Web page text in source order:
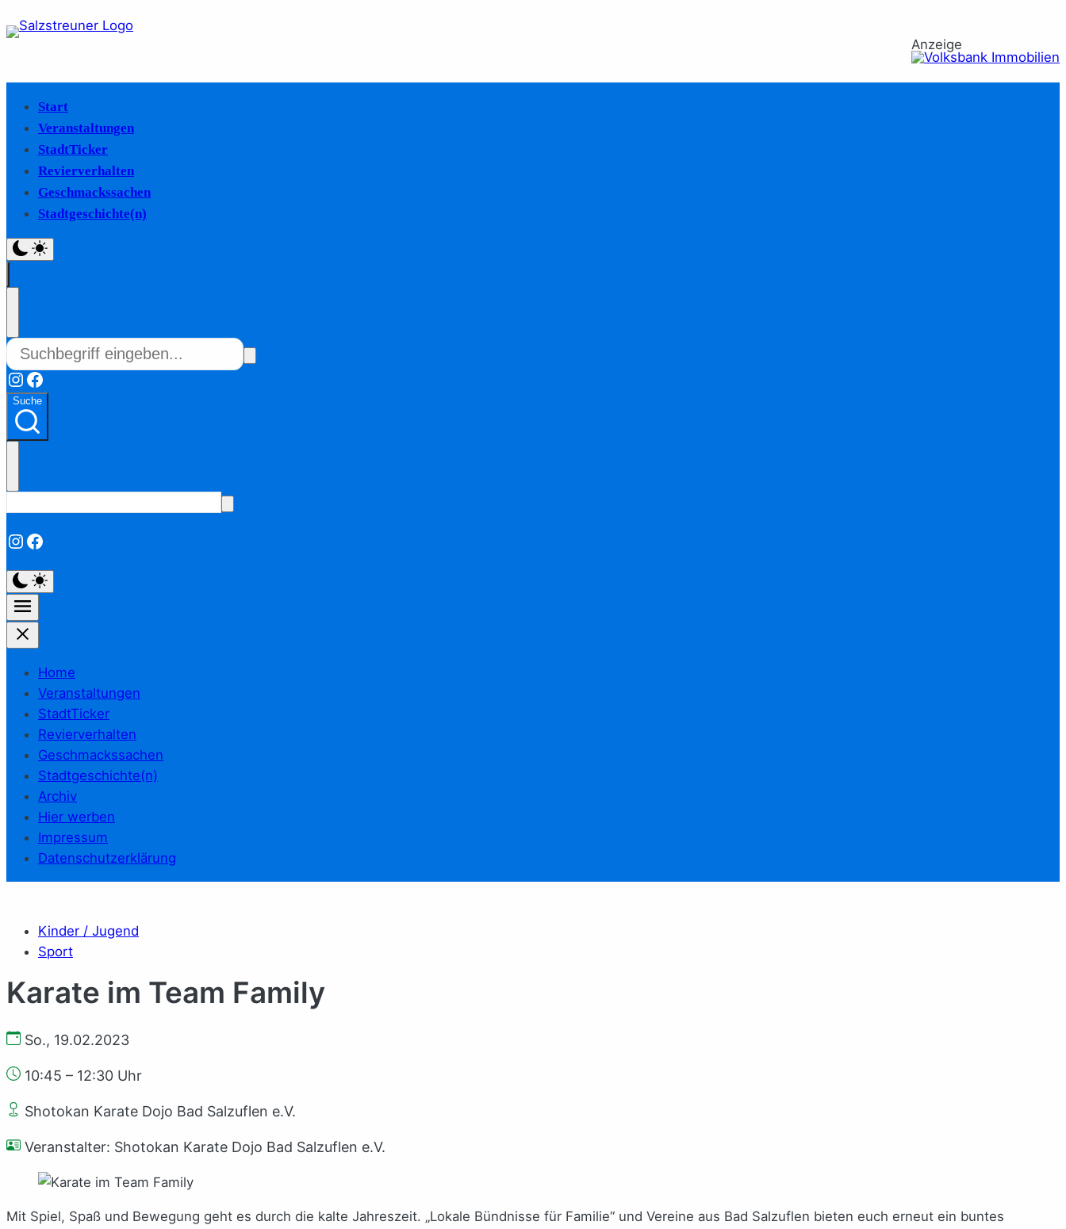
Anzeige
Start
Veranstaltungen
StadtTicker
Revierverhalten
Geschmackssachen
Stadtgeschichte(n)
Instagram
Facebook
Suche
Instagram
Facebook
Home
Veranstaltungen
StadtTicker
Revierverhalten
Geschmackssachen
Stadtgeschichte(n)
Archiv
Hier werben
Impressum
Datenschutzerklärung
Kinder / Jugend
Sport
Ka­ra­te im Team Fa­mi­ly
So., 19.02.2023
10:45 – 12:30 Uhr
Shotokan Karate Dojo Bad Salzuflen e.V.
Veranstalter: Shotokan Karate Dojo Bad Salzuflen e.V.
Mit Spiel, Spaß und Bewegung geht es durch die kalte Jahreszeit. „Lokale Bündnisse für Familie“ und Vereine aus Bad Salzuflen bieten euch erneut ein buntes